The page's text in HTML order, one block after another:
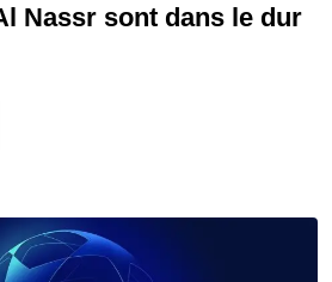
Nassr sont dans le dur